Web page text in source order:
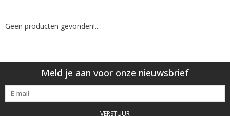
Geen producten gevonden!...
Meld je aan voor onze nieuwsbrief
VERSTUUR